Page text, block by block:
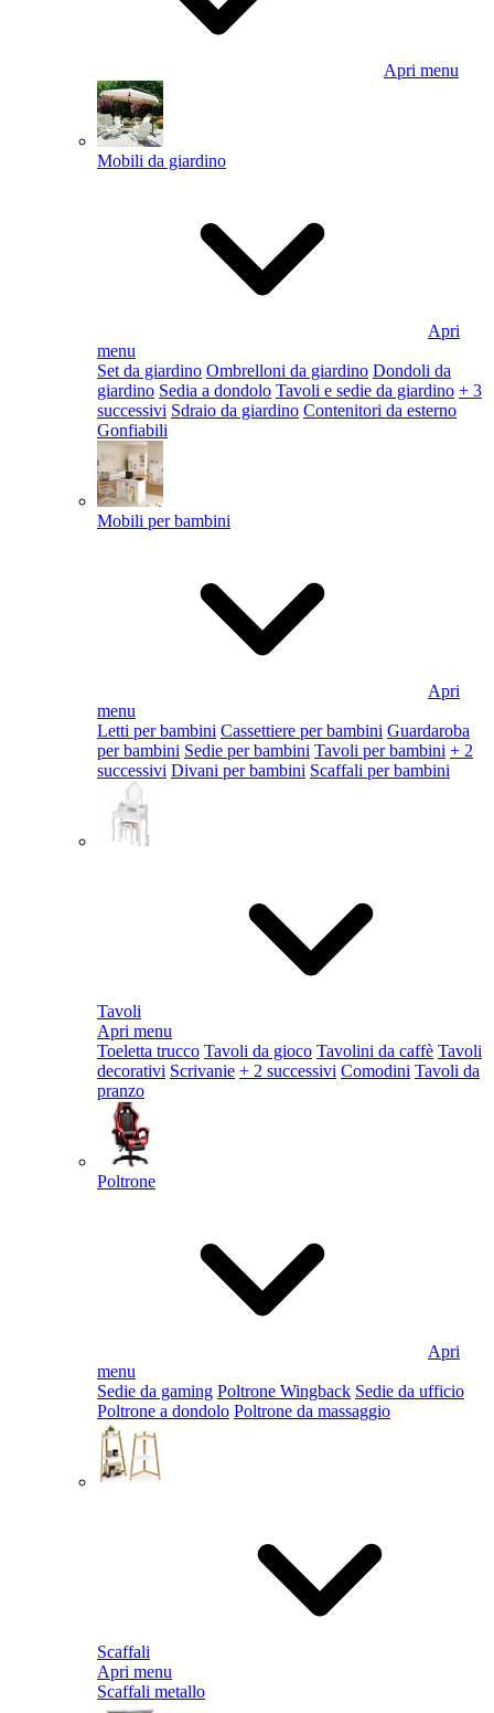
Apri menu
Mobili da giardino
Apri
menu
Set da giardino Ombrelloni da giardino Dondoli da
giardino Sedia a dondolo Tavoli e sedie da giardino + 3
successivi Sdraio da giardino Contenitori da esterno
Gonfiabili
Mobili per bambini
Apri
menu
Letti per bambini Cassettiere per bambini Guardaroba
per bambini Sedie per bambini Tavoli per bambini + 2
successivi Divani per bambini Scaffali per bambini
Tavoli
Apri menu
Toeletta trucco Tavoli da gioco Tavolini da caffè Tavoli
decorativi Scrivanie + 2 successivi Comodini Tavoli da
pranzo
Poltrone
Apri
menu
Sedie da gaming Poltrone Wingback Sedie da ufficio
Poltrone a dondolo Poltrone da massaggio
Scaffali
Apri menu
Scaffali metallo